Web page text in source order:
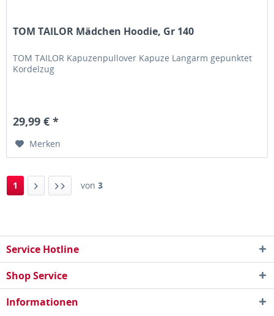
TOM TAILOR Mädchen Hoodie, Gr 140
TOM TAILOR Kapuzenpullover Kapuze Langarm gepunktet
Kordelzug
29,99 € *
Merken
1 von 3
Service Hotline
Shop Service
Informationen